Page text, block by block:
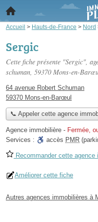
Accueil > Hauts-de-France > Nord
Sergic
Cette fiche présente "Sergic",
schuman, 59370 Mons-en-
64 avenue Robert Schuman
59370 Mons-en-Barœul
📞 Appeler cette agence
Agence immobilière - Fermée,
Services :
accès PMR
Recommander cette agence
Améliorer cette fiche
Autres agences immobilières à